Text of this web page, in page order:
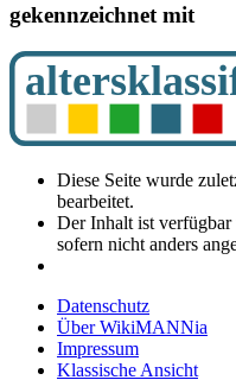
gekennzeichnet mit
Diese Seite wurde
bearbeitet.
Der Inhalt ist
sofern nicht anders
Datenschutz
Über WikiMANNia
Impressum
Klassische Ansicht